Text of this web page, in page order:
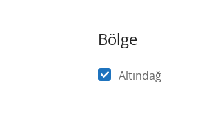
Bölge
Altındağ